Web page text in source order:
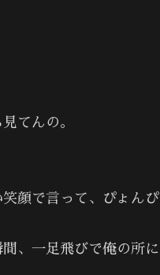
てんの。
顔で言って、ぴょんぴ
、一足飛びで俺の所に